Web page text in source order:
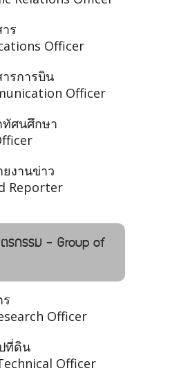
ร
Officer
รการบิน
Officer
ทัศนศึกษา
งานข่าว
Reporter
รกรรม - Group of
Officer
ที่ดิน
Officer